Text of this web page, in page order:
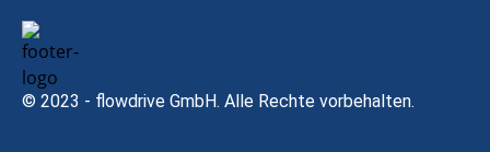
© 2023 - flowdrive GmbH. Alle Rechte vorbehalten.